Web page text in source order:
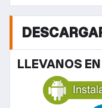
LLEVANOS